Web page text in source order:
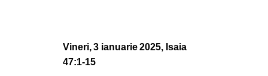
LOGIN MEMBER
PORTAL
Vineri, 3 ianuarie 2025, Isaia
47:1-15